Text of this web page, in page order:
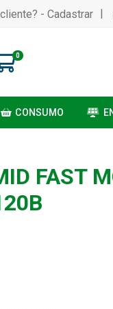
- Cadastrar |
0
CONSUMO
FAST